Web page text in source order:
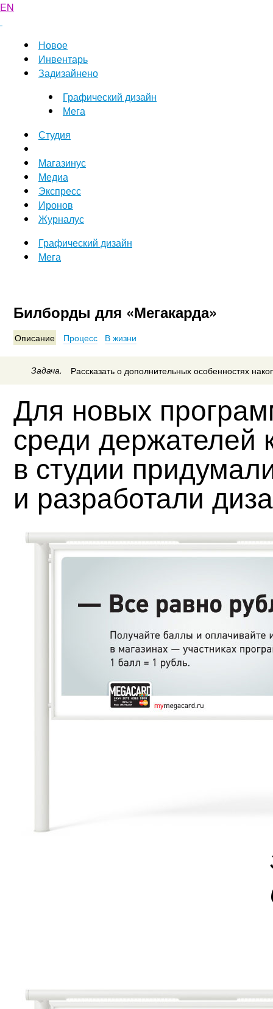
EN
Новое
Инвентарь
Задизайнено
Графический дизайн
Мега
Студия
Магазинус
Медиа
Экспресс
Иронов
Журналус
Графический дизайн
Мега
Билборды для «Мегакарда»
Описание Процесс В жизни
Задача. Рассказать о дополнительных особенностях
Для новых
среди держателей
в студии
и разработали